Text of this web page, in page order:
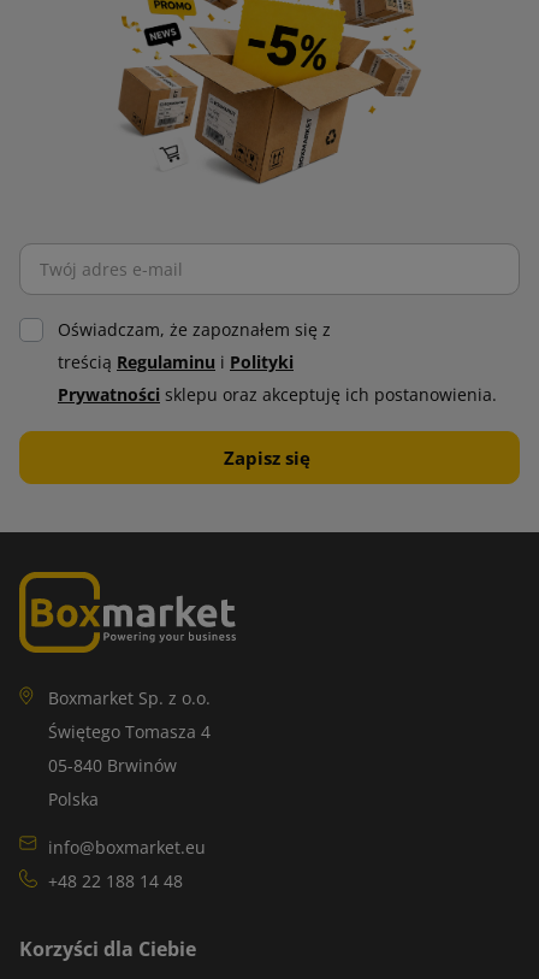
Oświadczam, że zapoznałem się z
treścią Regulaminu i Polityki
Prywatności sklepu oraz akceptuję ich postanowienia.
Boxmarket Sp. z o.o.
Świętego Tomasza 4
05-840 Brwinów
Polska
info@boxmarket.eu
+48 22 188 14 48
Korzyści dla Ciebie